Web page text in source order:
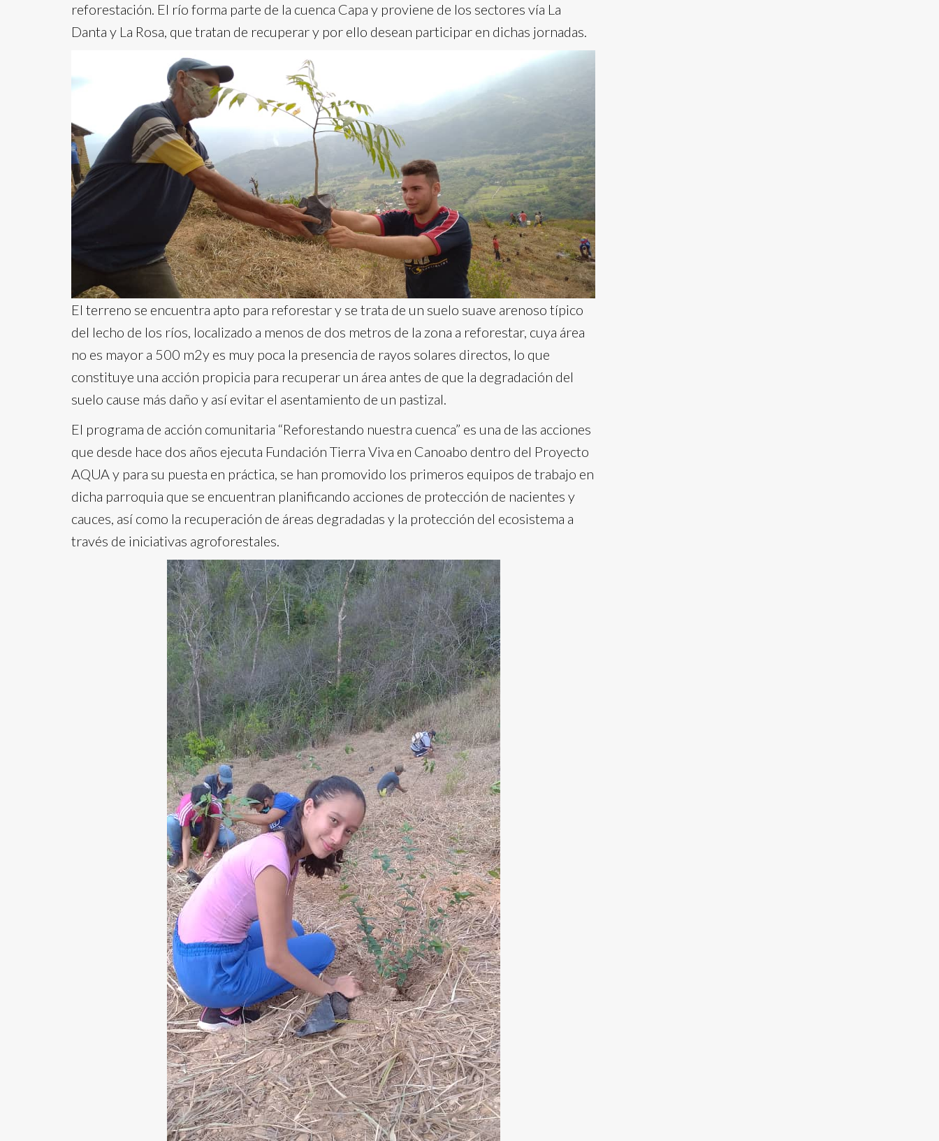
reforestación. El río forma parte de la cuenca Capa y proviene de los sectores vía La
Danta y La Rosa, que tratan de recuperar y por ello desean participar en dichas jornadas.
El terreno se encuentra apto para reforestar y se trata de un suelo suave arenoso típico
del lecho de los ríos, localizado a menos de dos metros de la zona a reforestar, cuya área
no es mayor a 500 m2y es muy poca la presencia de rayos solares directos, lo que
constituye una acción propicia para recuperar un área antes de que la degradación del
suelo cause más daño y así evitar el asentamiento de un pastizal.
El programa de acción comunitaria “Reforestando nuestra cuenca” es una de las acciones
que desde hace dos años ejecuta Fundación Tierra Viva en Canoabo dentro del Proyecto
AQUA y para su puesta en práctica, se han promovido los primeros equipos de trabajo en
dicha parroquia que se encuentran planificando acciones de protección de nacientes y
cauces, así como la recuperación de áreas degradadas y la protección del ecosistema a
través de iniciativas agroforestales.